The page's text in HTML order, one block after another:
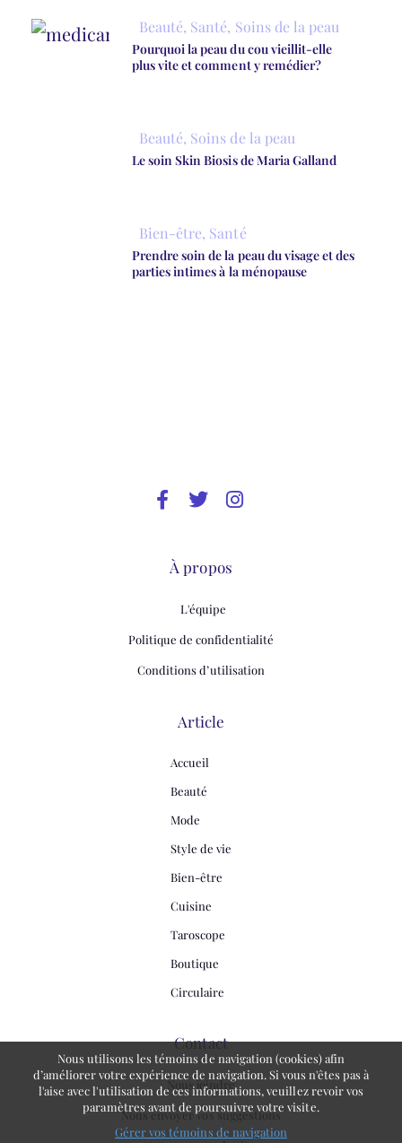
Beauté, Santé, Soins de la peau
Pourquoi la peau du cou vieillit-elle
plus vite et comment y remédier?
Beauté, Soins de la peau
Le soin Skin Biosis de Maria Galland
Bien-être, Santé
Prendre soin de la peau du visage et des
parties intimes à la ménopause
À propos
L'équipe
Politique de confidentialité
Conditions d’utilisation
Article
Accueil
Beauté
Mode
Style de vie
Bien-être
Cuisine
Taroscope
Boutique
Circulaire
Contact
Nous joindre
Nous envoyer vos suggestions
Nous utilisons les témoins de navigation (cookies) afin
d’améliorer votre expérience de navigation. Si vous n'êtes pas à
l'aise avec l'utilisation de ces informations, veuillez revoir vos
paramètres avant de poursuivre votre visite.
Gérer vos témoins de navigation